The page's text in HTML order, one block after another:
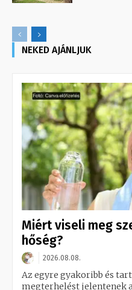
NEKED AJÁNLJUK
Miért viseli meg
hőség?
2026.08.08.
Az egyre gyakoribb és
megterhelést jelentenek